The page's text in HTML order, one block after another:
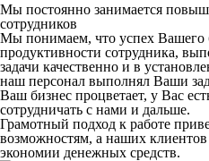
Мы постоянно занимается
сотрудников
Мы понимаем, что успех Вашего
продуктивности сотрудника,
задачи качественно и в
наш персонал выполнял Ваши
Ваш бизнес процветает, у Вас
сотрудничать с нами и дальше.
Грамотный подход к работе
возможностям, а наших
экономии денежных средств.